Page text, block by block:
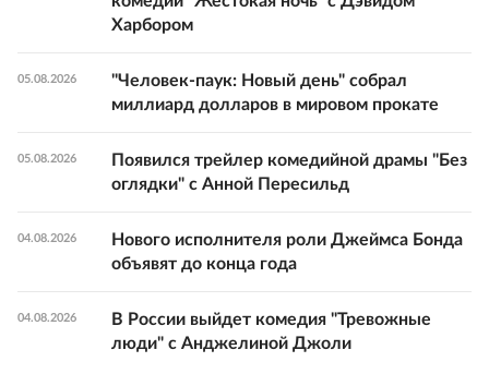
Харбором
05.08.2026
"Человек-паук: Новый день" собрал
миллиард долларов в мировом прокате
05.08.2026
Появился трейлер комедийной драмы "Без
оглядки" с Анной Пересильд
04.08.2026
Нового исполнителя роли Джеймса Бонда
объявят до конца года
04.08.2026
В России выйдет комедия "Тревожные
люди" с Анджелиной Джоли